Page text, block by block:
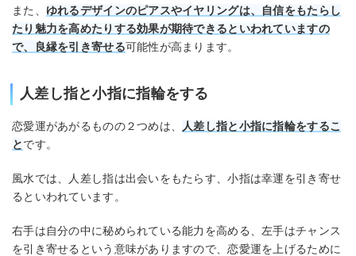
また、 ゆれるデザインのピアスやイヤリングは、自信をもたらし
たり魅力を高めたりする効果が期待できるといわれていますの
で、良縁を引き寄せる可能性が高まります。
人差し指と小指に指輪をする
恋愛運があがるものの２つめは、
人差し指と小指に指輪をするこ
とです。
風水では、人差し指は出会いをもたらす、小指は幸運を引き寄せ
るといわれています。
右手は自分の中に秘められている能力を高める、左手はチャンス
を引き寄せるという意味がありますので、恋愛運を上げるために